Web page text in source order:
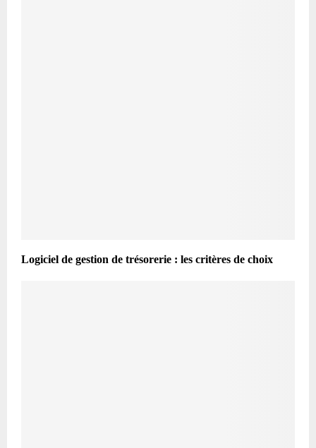
Logiciel de gestion de trésorerie : les critères de choix